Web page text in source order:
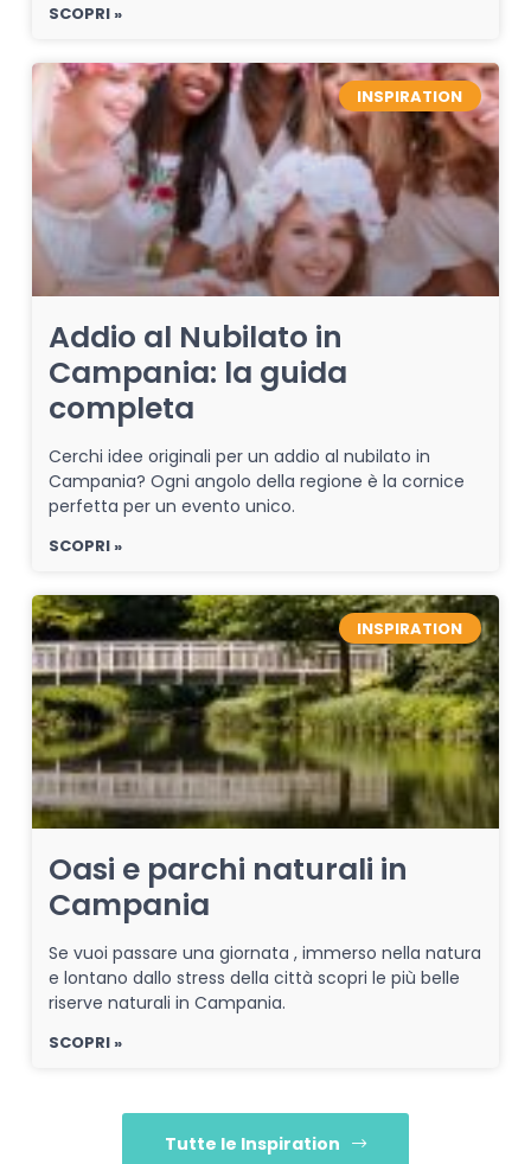
SCOPRI »
INSPIRATION
Addio al Nubilato in
Campania: la guida
completa
Cerchi idee originali per un addio al nubilato in
Campania? Ogni angolo della regione è la cornice
perfetta per un evento unico.
SCOPRI »
INSPIRATION
Oasi e parchi naturali in
Campania
Se vuoi passare una giornata , immerso nella natura
e lontano dallo stress della città scopri le più belle
riserve naturali in Campania.
SCOPRI »
Tutte le Inspiration